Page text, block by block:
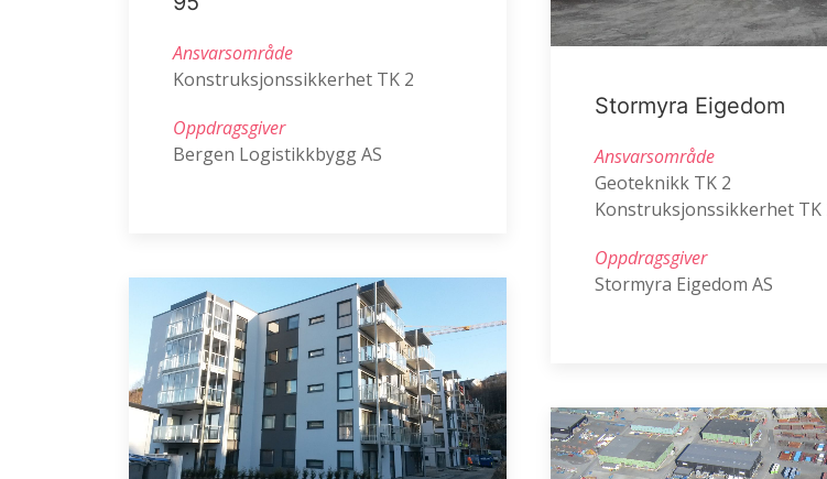
Ansvarsområde
Konstruksjonssikkerhet TK 2
Oppdragsgiver
Bergen Logistikkbygg AS
Stormyra Eigedom
Ansvarsområde
Geoteknikk TK 2
Konstruksjonssikkerhet TK
Oppdragsgiver
Stormyra Eigedom AS